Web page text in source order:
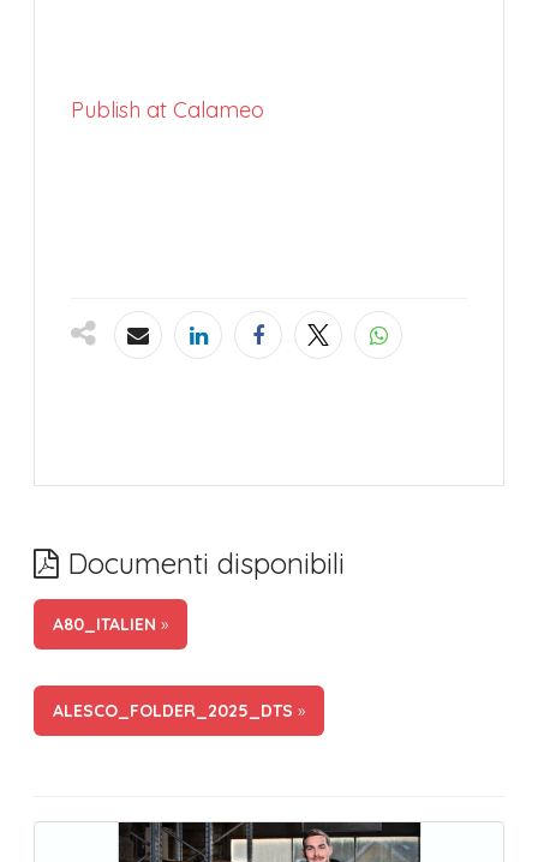
Publish at Calameo
Documenti disponibili
A80_ITALIEN »
ALESCO_FOLDER_2025_DTS »